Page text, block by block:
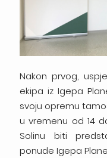
Nakon prvog,
ekipa iz Igepa
svoju opremu
u vremenu od 14
Solinu biti
ponude Igepa